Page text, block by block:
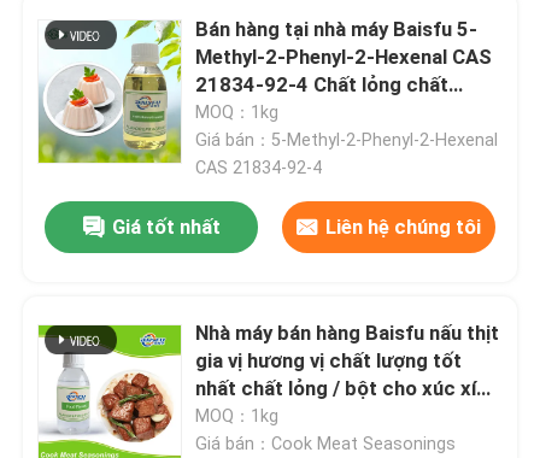
Bán hàng tại nhà máy Baisfu 5-
Methyl-2-Phenyl-2-Hexenal CAS
21834-92-4 Chất lỏng chất
lượng tốt nhất cho thuốc lá và
thực phẩm
MOQ：1kg
Giá bán：5-Methyl-2-Phenyl-2-Hexenal
CAS 21834-92-4
Giá tốt nhất Liên hệ chúng tôi
Nhà máy bán hàng Baisfu nấu thịt
gia vị hương vị chất lượng tốt
nhất chất lỏng / bột cho xúc xích
thịt nướng và gia vị mì ngay lập
tức
MOQ：1kg
Giá bán：Cook Meat Seasonings